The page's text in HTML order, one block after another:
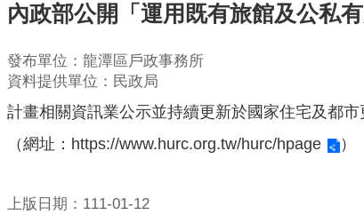
內政部公開「運用既有旅館及公私
發布單位：龍潭區戶政事務所
資料提供單位：民政局
計畫相關資訊業公示並持續更新於國家住宅及都
（網址： https://www.hurc.org.tw/hurc/hpage ）
上版日期：111-01-12